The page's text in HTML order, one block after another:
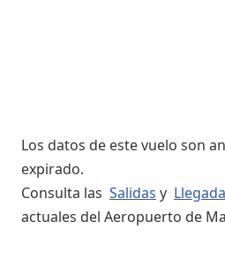
Los datos de este vuelo son
expirado.
Consulta las Salidas y
actuales del Aeropuerto de